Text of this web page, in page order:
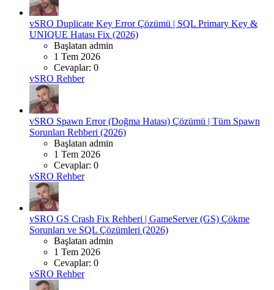
vSRO Duplicate Key Error Çözümü | SQL Primary Key &
UNIQUE Hatası Fix (2026)
Başlatan admin
1 Tem 2026
Cevaplar: 0
vSRO Rehber
vSRO Spawn Error (Doğma Hatası) Çözümü | Tüm Spawn
Sorunları Rehberi (2026)
Başlatan admin
1 Tem 2026
Cevaplar: 0
vSRO Rehber
vSRO GS Crash Fix Rehberi | GameServer (GS) Çökme
Sorunları ve SQL Çözümleri (2026)
Başlatan admin
1 Tem 2026
Cevaplar: 0
vSRO Rehber